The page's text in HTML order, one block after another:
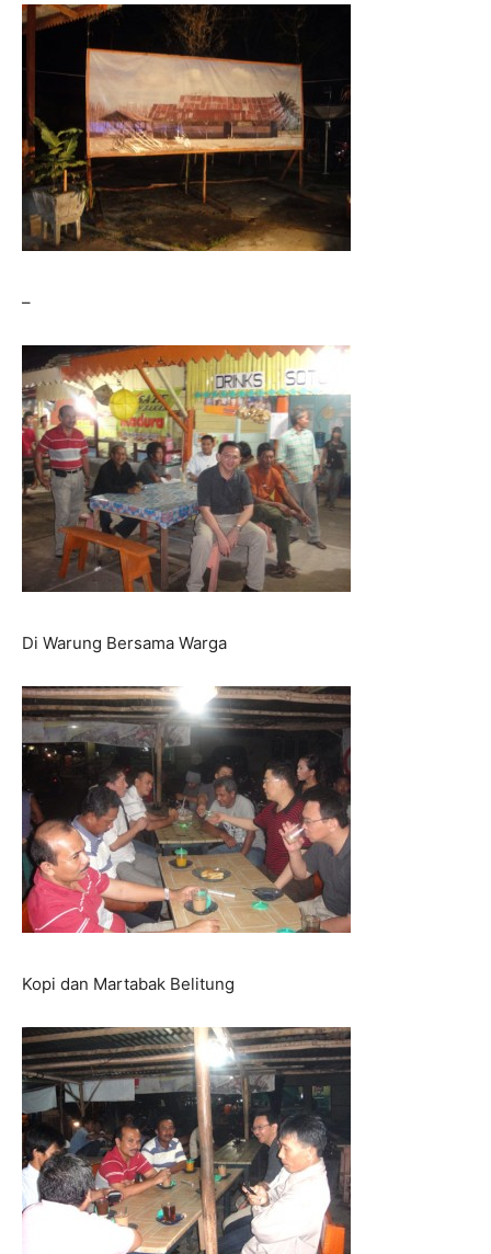
–
Di Warung Bersama Warga
Kopi dan Martabak Belitung